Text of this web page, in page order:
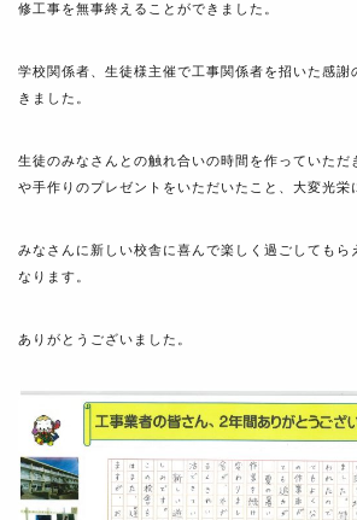
修工事を無事終えることができました。
学校関係者、生徒様主催で工事関係者を招いた感謝
きました。
生徒のみなさんとの触れ合いの時間を作っていただ
や手作りのプレゼントをいただいたこと、大変光栄
みなさんに新しい校舎に喜んで楽しく過ごしてもら
なります。
ありがとうございました。